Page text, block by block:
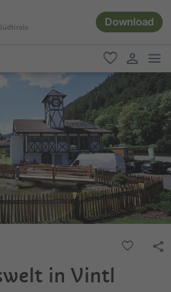
Download
favorit
user link
in Vintl